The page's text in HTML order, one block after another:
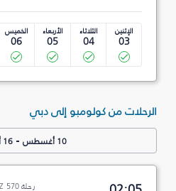
الإثنين
03
الثلاثاء
04
الأربعاء
05
الخميس
06
الرحلات من كولومبو إلى دبي
10 أغسطس -16 أغسطس
رحلة FZ 570